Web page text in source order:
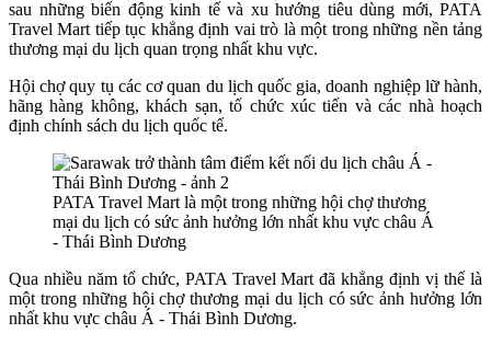
sau những biến động kinh tế và xu hướng tiêu dùng mới, PATA
Travel Mart tiếp tục khẳng định vai trò là một trong những nền tảng
thương mại du lịch quan trọng nhất khu vực.
Hội chợ quy tụ các cơ quan du lịch quốc gia, doanh nghiệp lữ hành,
hãng hàng không, khách sạn, tổ chức xúc tiến và các nhà hoạch
định chính sách du lịch quốc tế.
PATA Travel Mart là một trong những hội chợ thương
mại du lịch có sức ảnh hưởng lớn nhất khu vực châu Á
- Thái Bình Dương
Qua nhiều năm tổ chức, PATA Travel Mart đã khẳng định vị thế là
một trong những hội chợ thương mại du lịch có sức ảnh hưởng lớn
nhất khu vực châu Á - Thái Bình Dương.